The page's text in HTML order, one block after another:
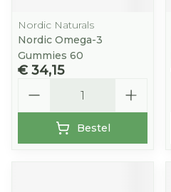
Nordic Naturals
Nordic Omega-3
Gummies 60
€ 34,15
Bestel